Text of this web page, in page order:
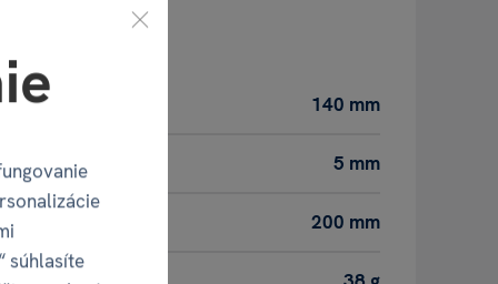
140 mm
5 mm
200 mm
súhlasíte